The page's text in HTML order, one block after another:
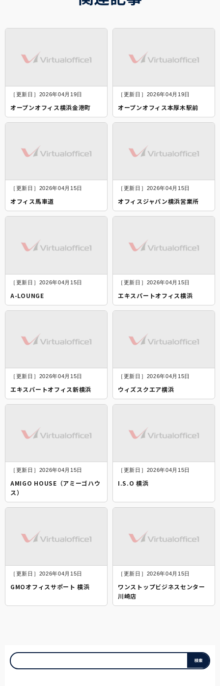
［更新日］2026年04月19日
オープンオフィス横浜金港町
［更新日］2026年04月19日
オープンオフィス本厚木駅前
［更新日］2026年04月15日
オフィス馬車道
［更新日］2026年04月15日
オフィスジャパン横浜営業所
［更新日］2026年04月15日
A-LOUNGE
［更新日］2026年04月15日
エキスパートオフィス横浜
［更新日］2026年04月15日
エキスパートオフィス新横浜
［更新日］2026年04月15日
ウィズスクエア横浜
［更新日］2026年04月15日
AMIGO HOUSE（アミーゴハウ
ス）
［更新日］2026年04月15日
I.S.O 横浜
［更新日］2026年04月15日
GMOオフィスサポート 横浜
［更新日］2026年04月15日
ワンストップビジネスセンター
川崎店